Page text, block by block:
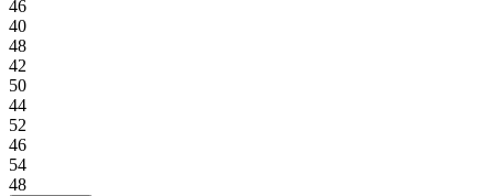
46
40
48
42
50
44
52
46
54
48